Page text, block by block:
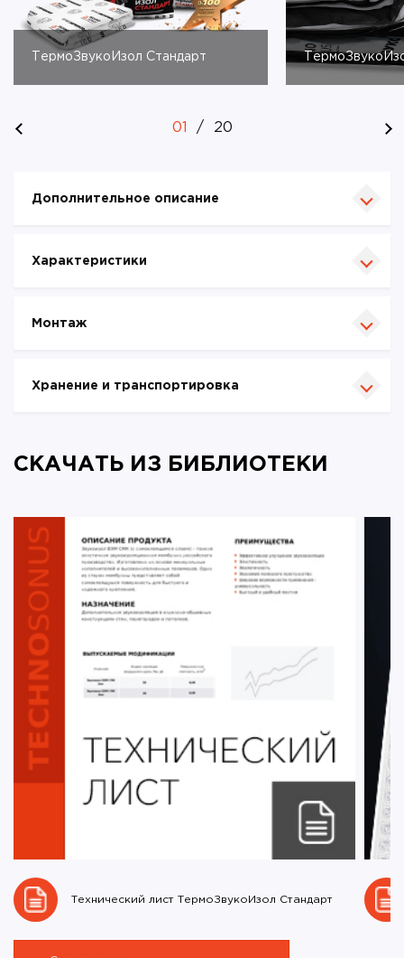
ТермоЗвукоИзол Стандарт
01 / 20
Дополнительное описание
Характеристики
Монтаж
Хранение и транспортировка
СКАЧАТЬ ИЗ БИБЛИОТЕКИ
Технический лист ТермоЗвукоИзол Стандарт